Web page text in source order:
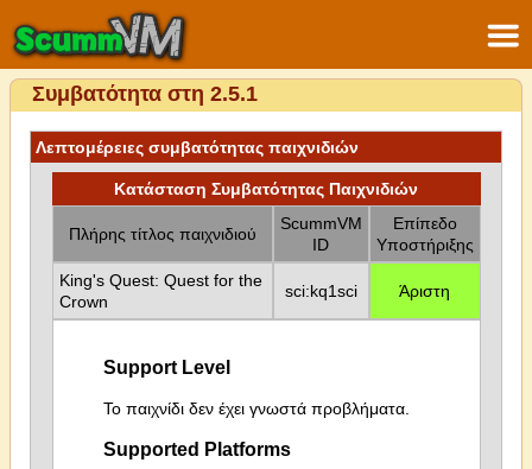
Συμβατότητα στη 2.5.1
Λεπτομέρειες συμβατότητας παιχνιδιών
Κατάσταση Συμβατότητας Παιχνιδιών
Πλήρης τίτλος παιχνιδιού
ScummVM
ID
Επίπεδο
Υποστήριξης
King's Quest: Quest for the
Crown
sci:kq1sci Άριστη
Support Level
Το παιχνίδι δεν έχει γνωστά προβλήματα.
Supported Platforms